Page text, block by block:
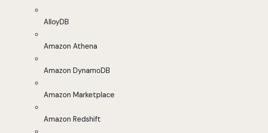
AlloyDB
Amazon Athena
Amazon DynamoDB
Amazon Marketplace
Amazon Redshift